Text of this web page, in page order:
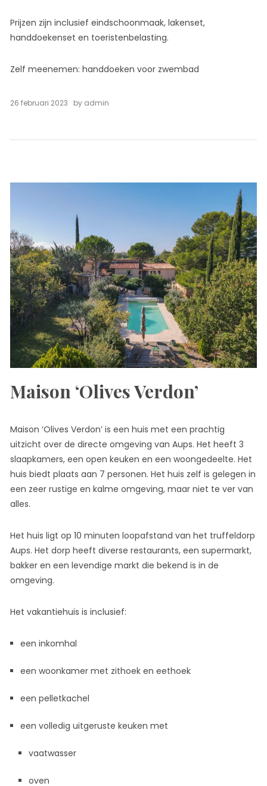
Prijzen zijn inclusief eindschoonmaak, lakenset,
handdoekenset en toeristenbelasting.
Zelf meenemen: handdoeken voor zwembad
26 februari 2023 by admin
Maison ‘Olives Verdon’
Maison ‘Olives Verdon’ is een huis met een prachtig
uitzicht over de directe omgeving van Aups. Het heeft 3
slaapkamers, een open keuken en een woongedeelte. Het
huis biedt plaats aan 7 personen. Het huis zelf is gelegen in
een zeer rustige en kalme omgeving, maar niet te ver van
alles.
Het huis ligt op 10 minuten loopafstand van het truffeldorp
Aups. Het dorp heeft diverse restaurants, een supermarkt,
bakker en een levendige markt die bekend is in de
omgeving.
Het vakantiehuis is inclusief:
een inkomhal
een woonkamer met zithoek en eethoek
een pelletkachel
een volledig uitgeruste keuken met
vaatwasser
oven